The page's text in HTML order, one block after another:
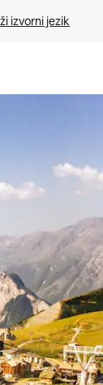
izvorni jezik
i dodirom ili